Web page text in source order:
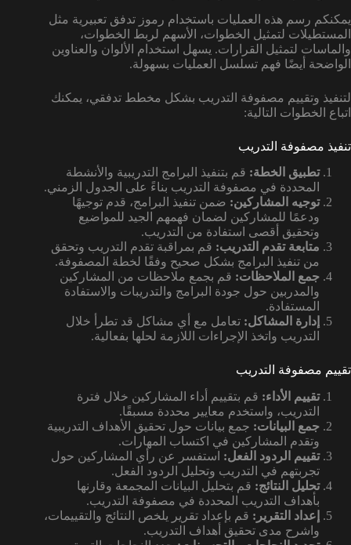
يمكنكم رسم هذه العمليات باستخدام رموز تدفق تعبيرية مثل
المستطيلات لتمثيل الخطوات، الأسهم لربط الخطوات،
والماسات لتمثيل القرارات. يسهل استخدام الألوان والعناوين
الواضحة أيضًا فهم تسلسل العمليات بسهولة.
لتنفيذ وتقييم مصفوفة التدريب بشكل مخطط تدفقي، يمكنك
اتباع الخطوات التالية:
تنفيذ مصفوفة التدريب
تطبيق الخطة: قم بتنفيذ البرامج التدريبية والأنشطة
المحددة في مصفوفة التدريب بناءً على الجدول الزمني.
توجيه المشاركين: ضمن تنفيذ البرامج، قدم توجيهًا
ودعمًا للمشاركين لضمان فهمهم الجيد للمواضيع
وتحقيق أقصى استفادة من التدريب.
متابعة تقدم التدريب: قم بمراقبة تقدم التدريب وتحقق
من تنفيذ البرامج بشكل صحيح وفقًا لخطة المصفوفة.
جمع الملاحظات: قم بجمع ملاحظات من المشاركين
والمدربين حول جودة البرامج والتدريبات والاستفادة
المستفادة.
إدارة المشاكل: تعامل مع أي مشاكل قد تطرأ خلال
التدريب واتخذ الإجراءات اللازمة لحلها بفعالية.
تقييم مصفوفة التدريب
تقييم الأداء: قم بتقييم أداء المشاركين خلال فترة
التدريب، واستخدم معايير محددة مسبقًا.
جمع البيانات: جمع بيانات حول تحقيق الأهداف التدريبية
وتقدم المشاركين في اكتساب المهارات.
تقييم الردود الفعل: استفسر عن رأي المشاركين حول
تجربتهم في التدريب وتحليل الردود الفعل.
تحليل النتائج: قم بتحليل البيانات المجمعة وقارنها
بأهداف التدريب المحددة في مصفوفة التدريب.
إعداد التقرير: قم بإعداد تقرير يلخص النتائج والتقييمات،
واشرح مدى تحقيق أهداف التدريب.